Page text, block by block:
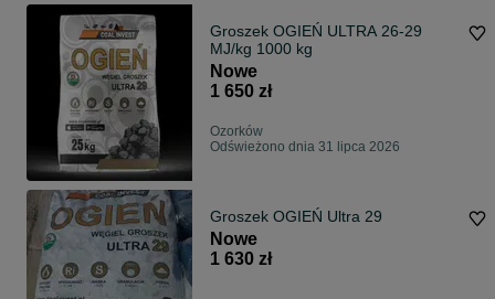
Groszek OGIEŃ ULTRA 26-29
MJ/kg 1000 kg
Nowe
1 650 zł
Ozorków
Odświeżono dnia 31 lipca 2026
Groszek OGIEŃ Ultra 29
Nowe
1 630 zł